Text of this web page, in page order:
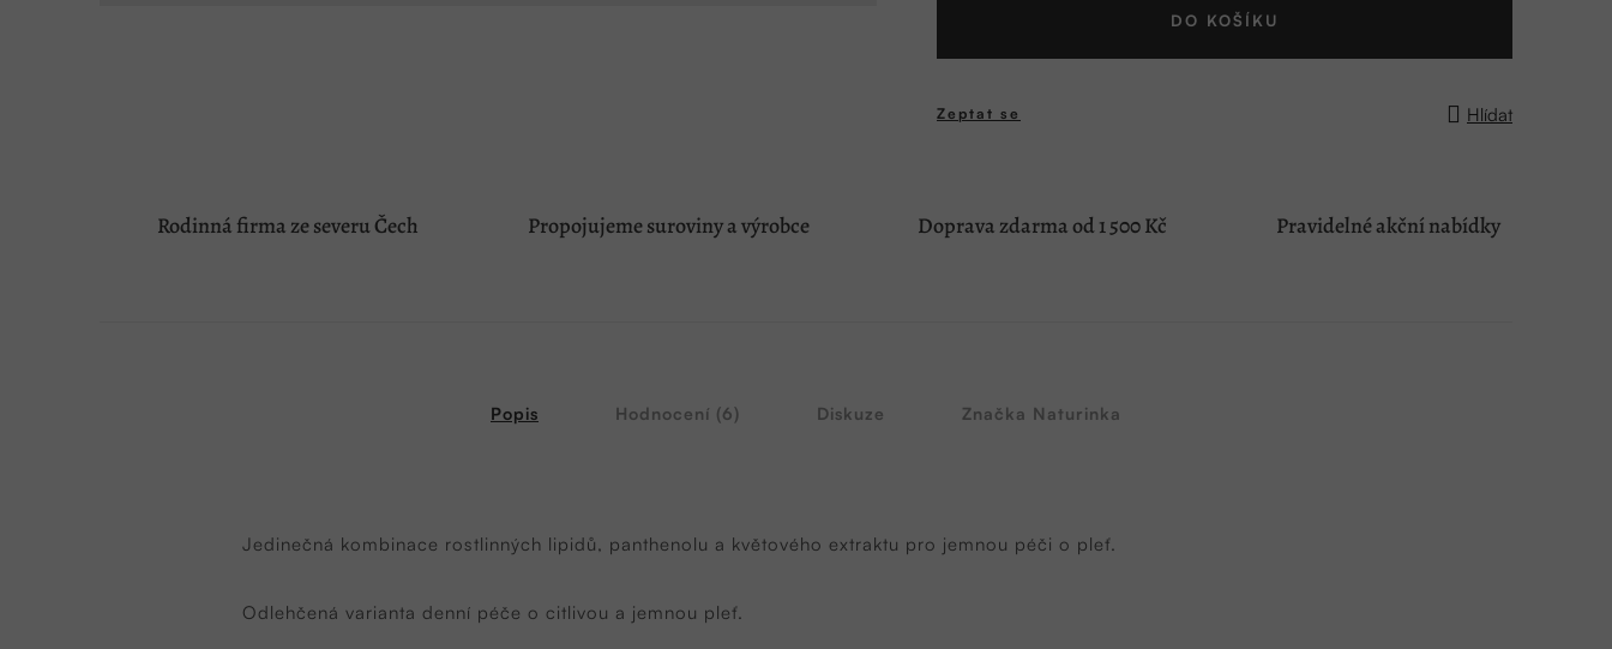
DO KOŠÍKU
Zeptat se Hlídat
Rodinná firma ze severu Čech Propojujeme suroviny a výrobce Doprava zdarma od 1 500 Kč Pravidelné akční nabídky
Popis Hodnocení (6) Diskuze Značka Naturinka
Jedinečná kombinace rostlinných lipidů, panthenolu a květového extraktu pro jemnou péči o pleť.
Odlehčená varianta denní péče o citlivou a jemnou pleť.